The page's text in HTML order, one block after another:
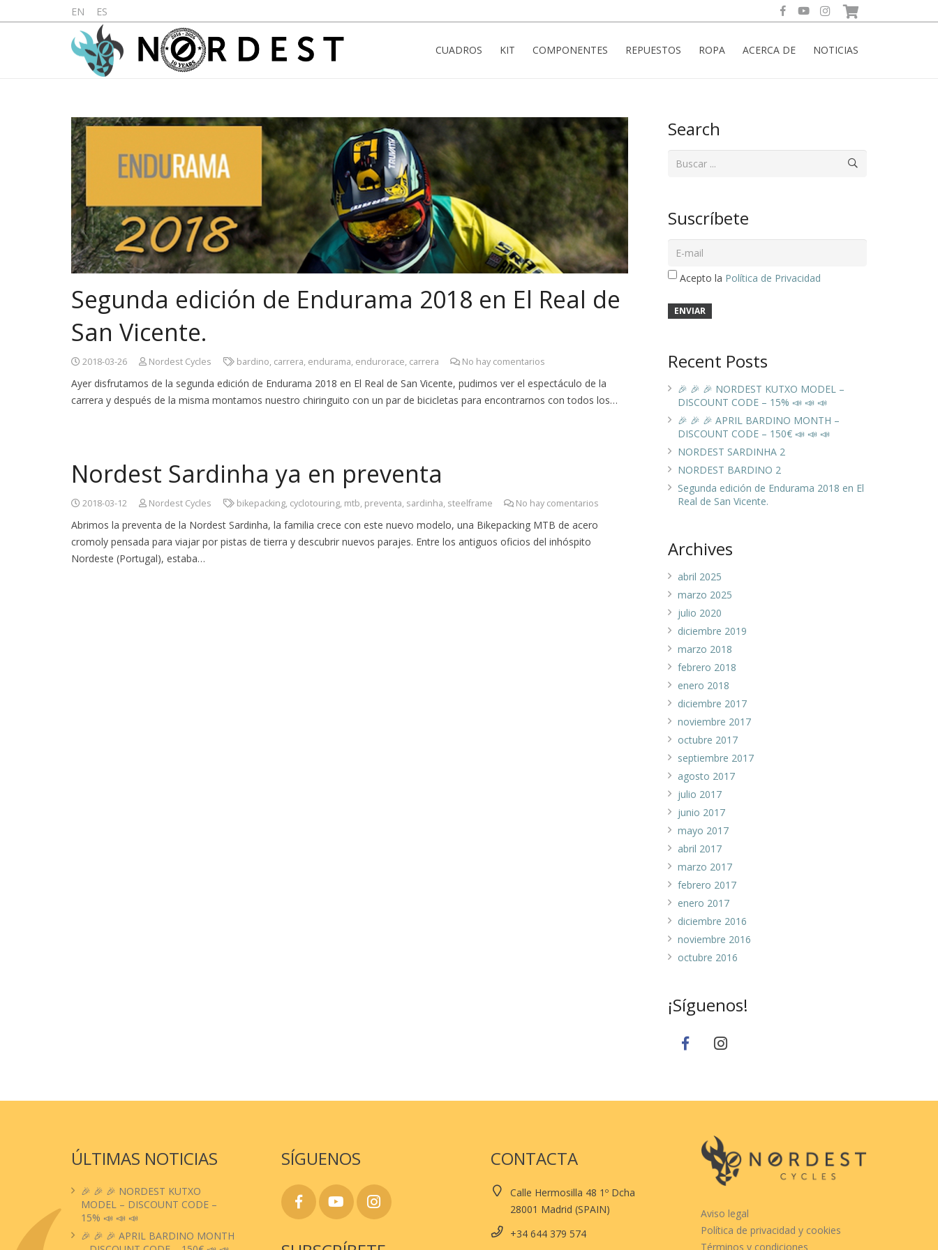
EN ES
CUADROS KIT COMPONENTES REPUESTOS ROPA ACERCA DE NOTICIAS
Segunda edición de Endurama 2018 en El Real de
San Vicente.
2018-03-26 Nordest Cycles bardino, carrera, endurama, endurorace, carrera No hay comentarios
Ayer disfrutamos de la segunda edición de Endurama 2018 en El Real de San Vicente, pudimos ver el espectáculo de la
carrera y después de la misma montamos nuestro chiringuito con un par de bicicletas para encontrarnos con todos los…
Nordest Sardinha ya en preventa
2018-03-12 Nordest Cycles bikepacking, cyclotouring, mtb, preventa, sardinha, steelframe No hay comentarios
Abrimos la preventa de la Nordest Sardinha, la familia crece con este nuevo modelo, una Bikepacking MTB de acero
cromoly pensada para viajar por pistas de tierra y descubrir nuevos parajes. Entre los antiguos oficios del inhóspito
Nordeste (Portugal), estaba…
Search
Suscríbete
Acepto la Política de Privacidad
Recent Posts
🎉 🎉 🎉 NORDEST KUTXO MODEL –
DISCOUNT CODE – 15% 📣 📣 📣
🎉 🎉 🎉 APRIL BARDINO MONTH –
DISCOUNT CODE – 150€ 📣 📣 📣
NORDEST SARDINHA 2
NORDEST BARDINO 2
Segunda edición de Endurama 2018 en El
Real de San Vicente.
Archives
abril 2025
marzo 2025
julio 2020
diciembre 2019
marzo 2018
febrero 2018
enero 2018
diciembre 2017
noviembre 2017
octubre 2017
septiembre 2017
agosto 2017
julio 2017
junio 2017
mayo 2017
abril 2017
marzo 2017
febrero 2017
enero 2017
diciembre 2016
noviembre 2016
octubre 2016
¡Síguenos!
ÚLTIMAS NOTICIAS
🎉 🎉 🎉 NORDEST KUTXO
MODEL – DISCOUNT CODE –
15% 📣 📣 📣
🎉 🎉 🎉 APRIL BARDINO MONTH
SÍGUENOS CONTACTA
Calle Hermosilla 48 1º Dcha
28001 Madrid (SPAIN)
+34 644 379 574
Aviso legal
Política de privacidad y cookies
Términos y condiciones